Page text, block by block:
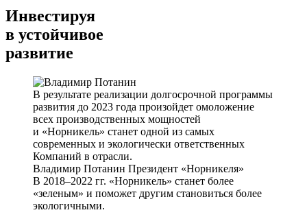
Инвестируя
в устойчивое
развитие
В результате реализации долгосрочной программы
развития до 2023 года произойдет омоложение
всех производственных мощностей
и «Норникель» станет одной из самых
современных и экологически ответственных
Компаний в отрасли.
Владимир Потанин Президент «Норникеля»
В 2018–2022 гг. «Норникель» станет более
«зеленым» и поможет другим становиться более
экологичными.